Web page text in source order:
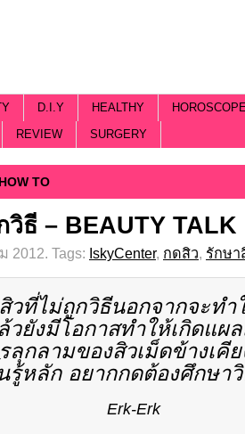
D.I.Y HEALTHY
REVIEW SURGERY
HOW TO
วิธี – BEAUTY TALK
2012. Tags: IskyCenter, กดสิว, รักษา
วที่ไม่ถูกวิธีนอกจากจะทำ
วยังมีโอกาสทำให้เกิดแผ
ลุกลามของสิวเม็ดข้างเคี
รู้หลัก อยากกดต้องศึกษา
Erk-Erk